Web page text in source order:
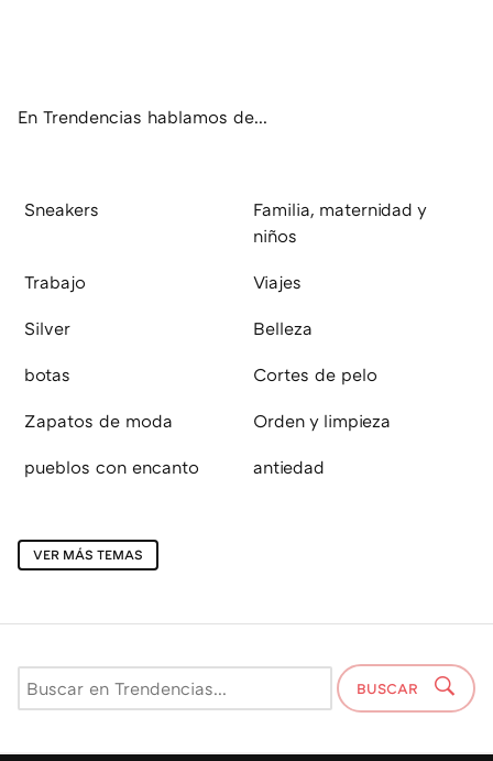
En Trendencias hablamos de...
Sneakers
Familia, maternidad y
niños
Trabajo Viajes
Silver Belleza
botas Cortes de pelo
Zapatos de moda Orden y limpieza
pueblos con encanto antiedad
VER MÁS TEMAS
BUSCAR